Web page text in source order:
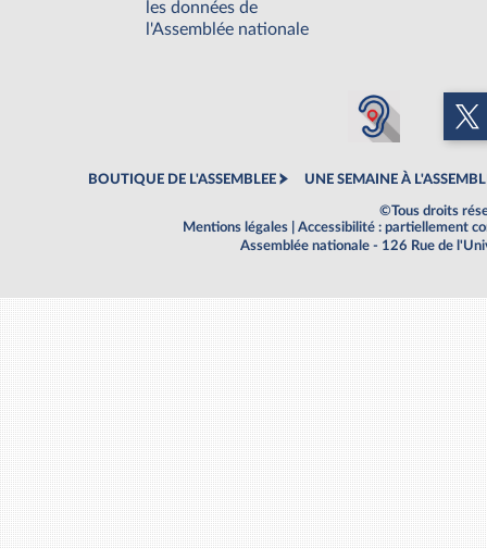
les données de
l'Assemblée nationale
BOUTIQUE DE L'ASSEMBLEE UNE SEMAINE À
©Tous droits
Mentions légales
Accessibilité : partiellement
Assemblée nationale - 126 Rue de